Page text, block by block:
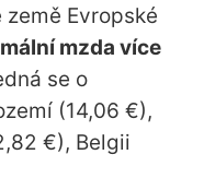
Evropské
mzda více
se o
(14,06 €),
€), Belgii